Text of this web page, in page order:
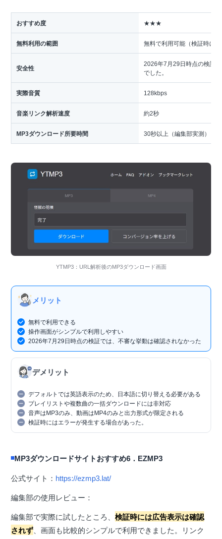
おすすめ度 ★★★
無料利用の範囲 無料で利用可能（検証時に
安全性
2026年7月29日時点の検証
でした。
実際音質 128kbps
音楽リンク解析速度 約2秒
MP3ダウンロード所要時間 30秒以上（編集部実測）
YTMP3：URL解析後のMP3ダウンロード画面
メリット
無料で利用できる
操作画面がシンプルで利用しやすい
2026年7月29日時点の検証では、不審な挙動は確認されなかった
デメリット
デフォルトでは英語表示のため、日本語に切り替える必要がある
プレイリストや複数曲の一括ダウンロードには非対応
音声はMP3のみ、動画はMP4のみと出力形式が限定される
検証時にはエラーが発生する場合があった。
MP3ダウンロードサイトおすすめ6．EZMP3
公式サイト： https://ezmp3.lat/
編集部の使用レビュー：
編集部で実際に試したところ、検証時には広告表示は確認
されず 、画面も比較的シンプルで利用できました。リンク